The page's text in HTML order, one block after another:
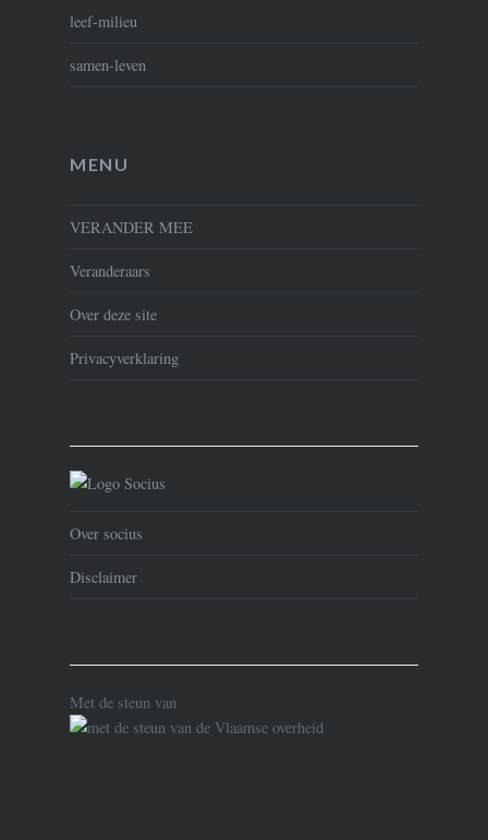
leef-milieu
samen-leven
MENU
VERANDER MEE
Veranderaars
Over deze site
Privacyverklaring
Over socius
Disclaimer
Met de steun van